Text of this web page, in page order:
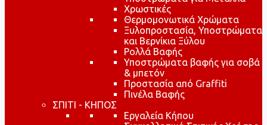
Χρωστικές
Θερμομονωτικά Χρώματα
Ξυλοπροστασία, Υποστρώματα
και Βερνίκια Ξύλου
Ρολλά Βαφής
Υποστρώματα βαφής για σοβά
& μπετόν
Προστασία από Graffiti
Πινέλα Βαφής
ΣΠΙΤΙ - ΚΗΠΟΣ
Εργαλεία Κήπου